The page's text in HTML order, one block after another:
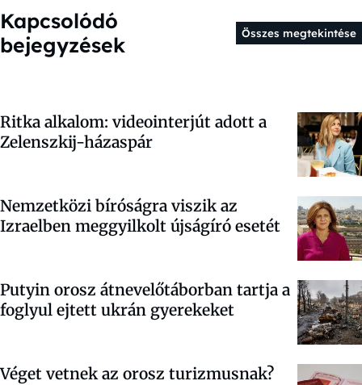
Kapcsolódó
bejegyzések
Összes megtekintése
Ritka alkalom: videointerjút adott a
Zelenszkij-házaspár
Nemzetközi bíróságra viszik az
Izraelben meggyilkolt újságíró esetét
Putyin orosz átnevelőtáborban tartja a
foglyul ejtett ukrán gyerekeket
Véget vetnek az orosz turizmusnak?